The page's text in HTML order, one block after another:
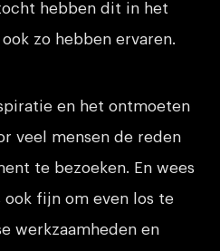
hebben dit in het
zo hebben ervaren.
en het ontmoeten
veel mensen de reden
te bezoeken. En wees
ook fijn om even los te
werkzaamheden en